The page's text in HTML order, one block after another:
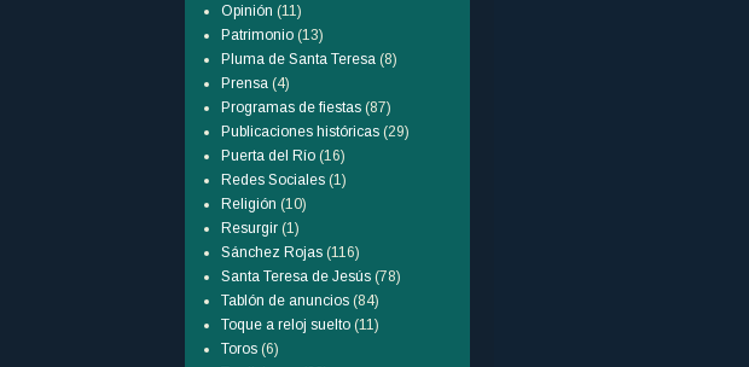
Opinión (11)
Patrimonio (13)
Pluma de Santa Teresa (8)
Prensa (4)
Programas de fiestas (87)
Publicaciones históricas (29)
Puerta del Río (16)
Redes Sociales (1)
Religión (10)
Resurgir (1)
Sánchez Rojas (116)
Santa Teresa de Jesús (78)
Tablón de anuncios (84)
Toque a reloj suelto (11)
Toros (6)